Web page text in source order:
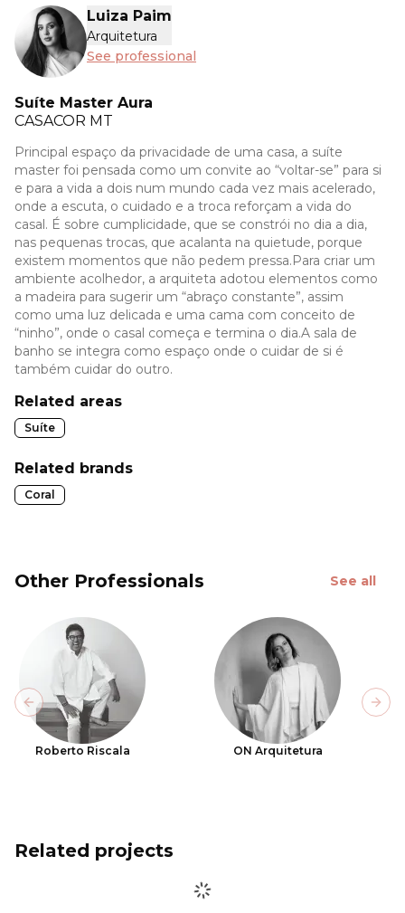
Luiza Paim
Arquitetura
See professional
Suíte Master Aura
CASACOR MT
Principal espaço da privacidade de uma casa, a suíte
master foi pensada como um convite ao “voltar-se” para si
e para a vida a dois num mundo cada vez mais acelerado,
onde a escuta, o cuidado e a troca reforçam a vida do
casal. É sobre cumplicidade, que se constrói no dia a dia,
nas pequenas trocas, que acalanta na quietude, porque
existem momentos que não pedem pressa.Para criar um
ambiente acolhedor, a arquiteta adotou elementos como
a madeira para sugerir um “abraço constante”, assim
como uma luz delicada e uma cama com conceito de
“ninho”, onde o casal começa e termina o dia.A sala de
banho se integra como espaço onde o cuidar de si é
também cuidar do outro.
Related areas
Suíte
Related brands
Coral
Other Professionals See all
Roberto Riscala ON Arquitetura
Previous slide
Related projects